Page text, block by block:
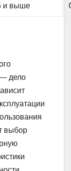
и выше
— дело
выбор